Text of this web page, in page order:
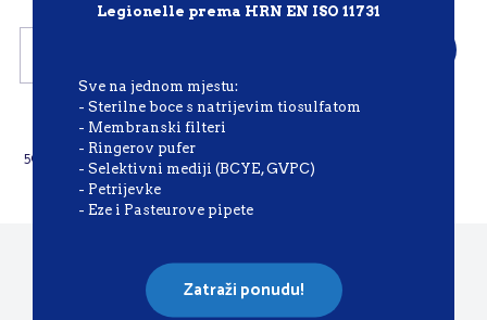
CARD
Pakiranje:
50 tests
Nazovite nas
+385 1 7701 750
Legionelle prema HRN EN ISO 11731
Sve na jednom mjestu:
- Sterilne boce s natrijevim tiosulfatom
- Membranski filteri
- Ringerov pufer
- Selektivni mediji (BCYE, GVPC)
- Petrijevke
- Eze i Pasteurove pipete
Zatraži ponudu!